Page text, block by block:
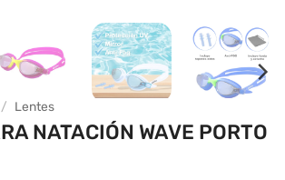
/ Lentes
NATACIÓN WAVE PORTO